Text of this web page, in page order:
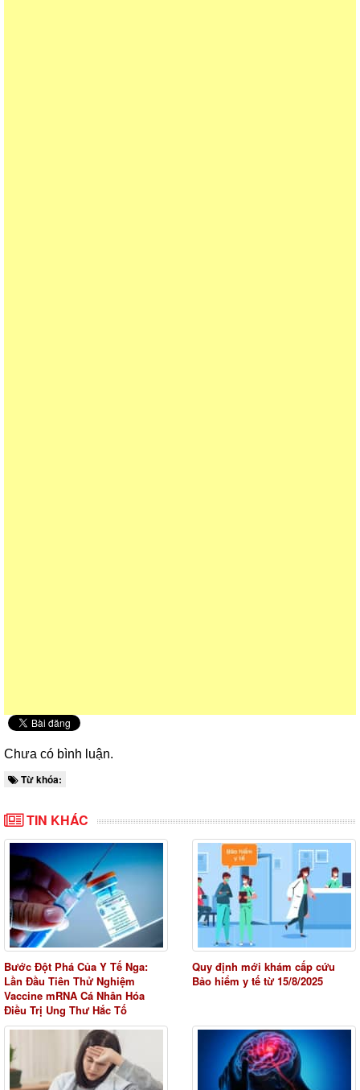
Chưa có bình luận.
Từ khóa:
TIN KHÁC
Bước Đột Phá Của Y Tế Nga:
Lần Đầu Tiên Thử Nghiệm
Vaccine mRNA Cá Nhân Hóa
Điều Trị Ung Thư Hắc Tố
Quy định mới khám cấp cứu
Bảo hiểm y tế từ 15/8/2025